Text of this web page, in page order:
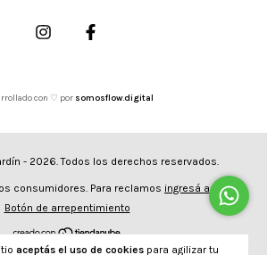
aceptás el uso de cookies para agilizar tu
con ♡ por somosflow.digital
- 2026. Todos los derechos reservados.
consumidores. Para reclamos ingresá acá.
Botón de arrepentimiento